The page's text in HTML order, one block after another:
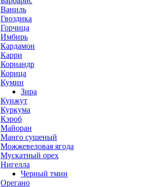
Ваниль
Гвоздика
Горчица
Имбирь
Кардамон
Карри
Кориандр
Корица
Кумин
Зира
Кунжут
Куркума
Кэроб
Майоран
Манго сушеный
Можжевеловая ягода
Мускатный орех
Нигелла
Черный тмин
Орегано